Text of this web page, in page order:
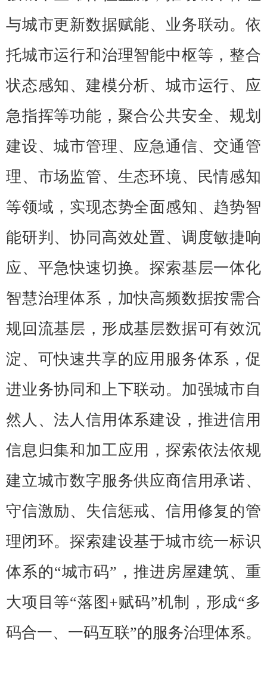
与城市更新数据赋能、业务联动。依
托城市运行和治理智能中枢等，整合
状态感知、建模分析、城市运行、应
急指挥等功能，聚合公共安全、规划
建设、城市管理、应急通信、交通管
理、市场监管、生态环境、民情感知
等领域，实现态势全面感知、趋势智
能研判、协同高效处置、调度敏捷响
应、平急快速切换。探索基层一体化
智慧治理体系，加快高频数据按需合
规回流基层，形成基层数据可有效沉
淀、可快速共享的应用服务体系，促
进业务协同和上下联动。加强城市自
然人、法人信用体系建设，推进信用
信息归集和加工应用，探索依法依规
建立城市数字服务供应商信用承诺、
守信激励、失信惩戒、信用修复的管
理闭环。探索建设基于城市统一标识
体系的“城市码”，推进房屋建筑、重
大项目等“落图+赋码”机制，形成“多
码合一、一码互联”的服务治理体系。